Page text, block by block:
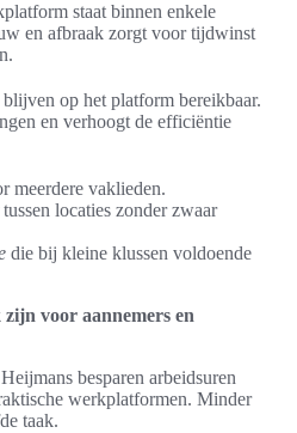
staat binnen enkele
en afbraak zorgt voor tijdwinst
op het platform bereikbaar.
en verhoogt de efficiëntie
meerdere vaklieden.
tussen locaties zonder zwaar
die bij kleine klussen voldoende
voor aannemers en
besparen arbeidsuren
werkplatformen. Minder
taak.